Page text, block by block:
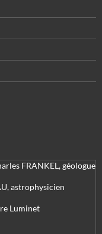
FRANKEL, géologue
astrophysicien
Luminet